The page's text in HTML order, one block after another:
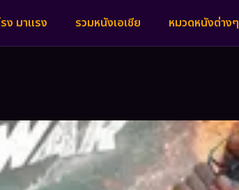
ง มาแรง รวมหนังเอเชีย หมวดหนังต่างๆ